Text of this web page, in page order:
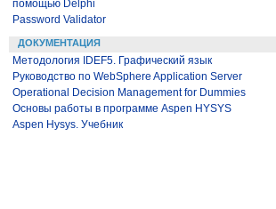
помощью Delphi
Password Validator
ДОКУМЕНТАЦИЯ
Методология IDEF5. Графический язык
Руководство по WebSphere Application Server
Operational Decision Management for Dummies
Основы работы в программе Aspen HYSYS
Aspen Hysys. Учебник